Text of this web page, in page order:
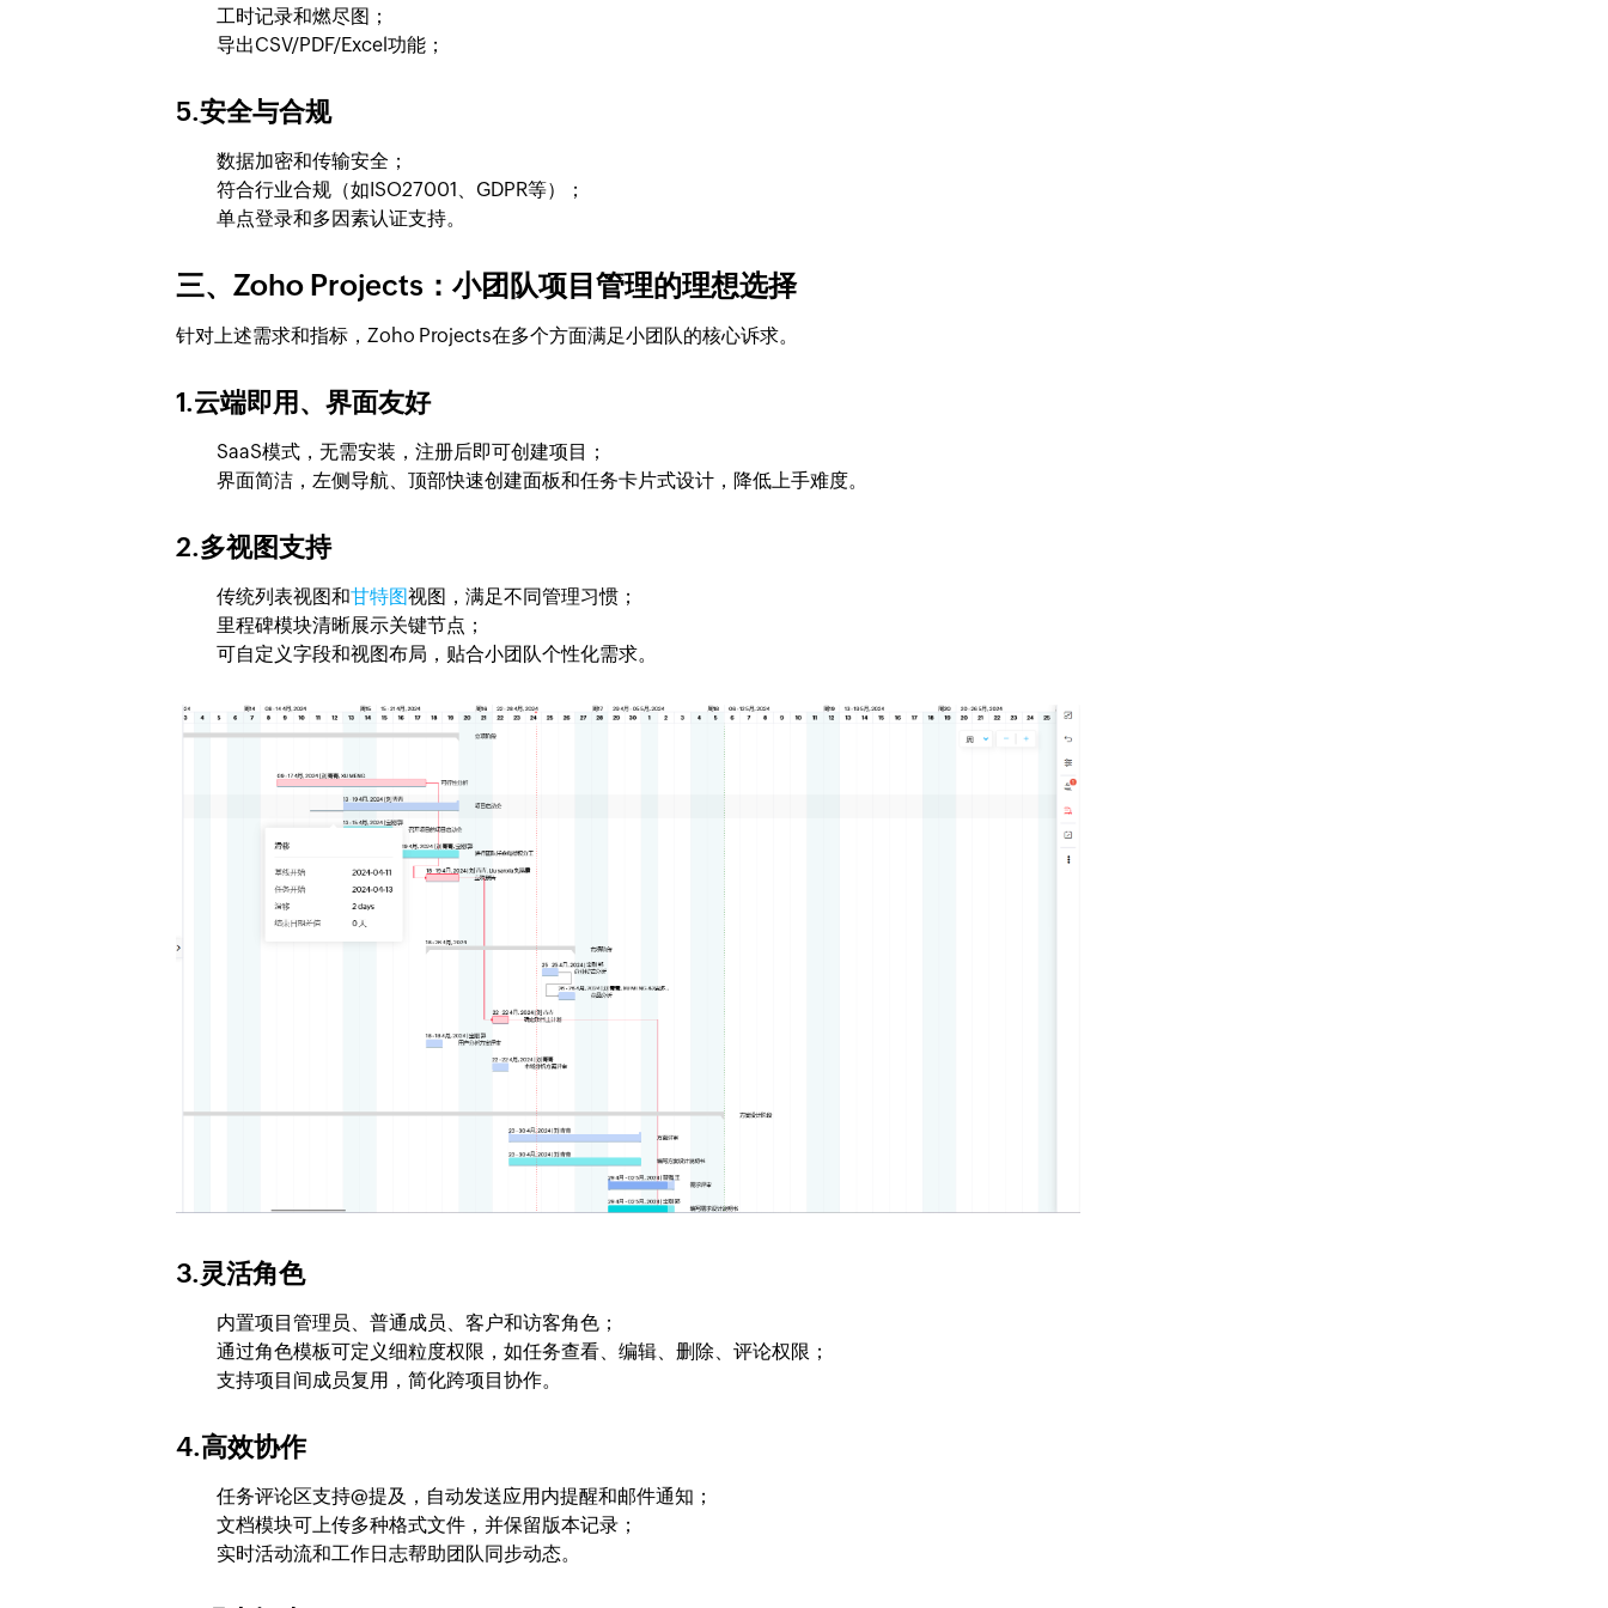
工时记录和燃尽图；
导出CSV/PDF/Excel功能；
5.安全与合规
数据加密和传输安全；
符合行业合规（如ISO27001、GDPR等）；
单点登录和多因素认证支持。
三、Zoho Projects：小团队项目管理的理想选择
针对上述需求和指标，Zoho Projects在多个方面满足小团队的核心诉求。
1.云端即用、界面友好
SaaS模式，无需安装，注册后即可创建项目；
界面简洁，左侧导航、顶部快速创建面板和任务卡片式设计，降低上手难度。
2.多视图支持
传统列表视图和甘特图视图，满足不同管理习惯；
里程碑模块清晰展示关键节点；
可自定义字段和视图布局，贴合小团队个性化需求。
3.灵活角色
内置项目管理员、普通成员、客户和访客角色；
通过角色模板可定义细粒度权限，如任务查看、编辑、删除、评论权限；
支持项目间成员复用，简化跨项目协作。
4.高效协作
任务评论区支持@提及，自动发送应用内提醒和邮件通知；
文档模块可上传多种格式文件，并保留版本记录；
实时活动流和工作日志帮助团队同步动态。